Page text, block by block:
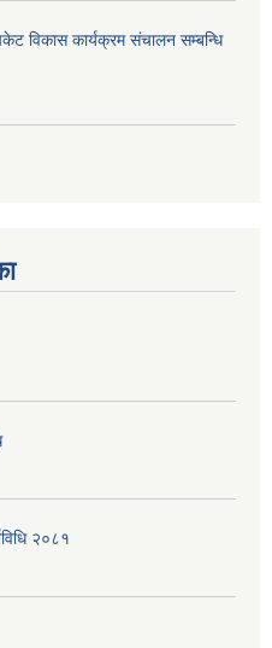
विकास कार्यक्रम संचालन सम्बन्धि
२०८१